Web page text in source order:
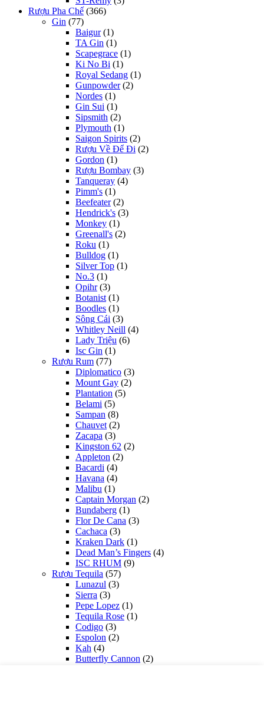
Rượu Pha Chế (366)
Gin (77)
Baigur (1)
TA Gin (1)
Scapegrace (1)
Ki No Bi (1)
Royal Sedang (1)
Gunpowder (2)
Nordes (1)
Gin Sui (1)
Sipsmith (2)
Plymouth (1)
Saigon Spirits (2)
Rượu Về Để Đi (2)
Gordon (1)
Rượu Bombay (3)
Tanqueray (4)
Pimm's (1)
Beefeater (2)
Hendrick's (3)
Monkey (1)
Greenall's (2)
Roku (1)
Bulldog (1)
Silver Top (1)
No.3 (1)
Opihr (3)
Botanist (1)
Boodles (1)
Sông Cái (3)
Whitley Neill (4)
Lady Triệu (6)
Isc Gin (1)
Rượu Rum (77)
Diplomatico (3)
Mount Gay (2)
Plantation (5)
Belami (5)
Sampan (8)
Chauvet (2)
Zacapa (3)
Kingston 62 (2)
Appleton (2)
Bacardi (4)
Havana (4)
Malibu (1)
Captain Morgan (2)
Bundaberg (1)
Flor De Cana (3)
Cachaca (3)
Kraken Dark (1)
Dead Man’s Fingers (4)
ISC RHUM (9)
Rượu Tequila (57)
Lunazul (3)
Sierra (3)
Pepe Lopez (1)
Tequila Rose (1)
Codigo (3)
Espolon (2)
Kah (4)
Butterfly Cannon (2)